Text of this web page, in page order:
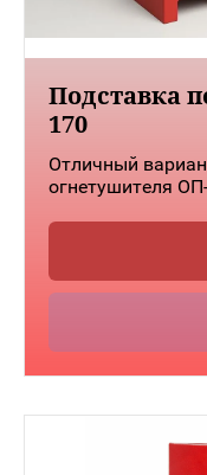
Подставка
170
Отличный
огнетушителя